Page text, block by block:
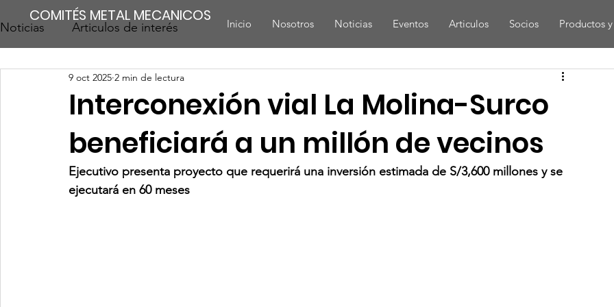
COMITÉS METAL MECANICOS Inicio Nosotros Noticias Eventos Articulos Socios Productos
Noticias Articulos de interés
Interconexión vial La Molina-Surco
beneficiará a un millón de vecinos
9 oct 2025 2 min de lectura
Ejecutivo presenta proyecto que requerirá una inversión estimada de S/3,600 millones y se
ejecutará en 60 meses